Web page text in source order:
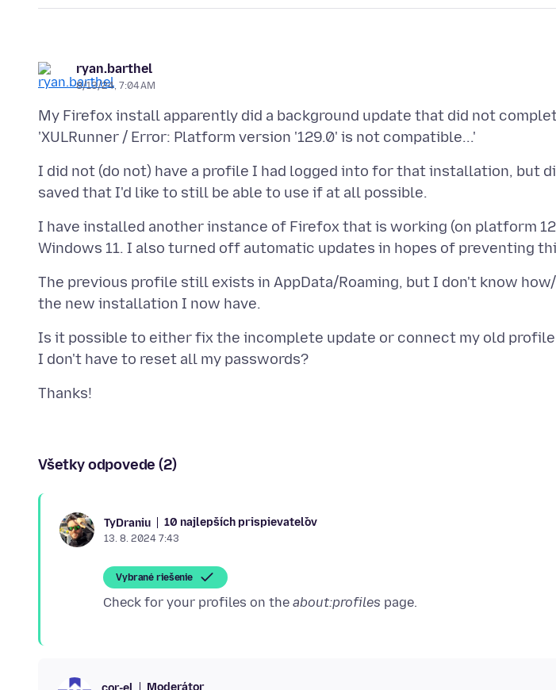
ryan.barthel
8/13/24, 7:04 AM
My Firefox install apparently did a background update that did not
I did not (do not) have a profile I had logged into for that installation, but
I have installed another instance of Firefox that is working (on platform
The previous profile still exists in AppData/Roaming, but I don't know
Is it possible to either fix the incomplete update or connect my old
Všetky odpovede (2)
TyDraniu 10 najlepších prispievateľov
13. 8. 2024 7:43
Vybrané riešenie
Check for your profiles on the about:profiles